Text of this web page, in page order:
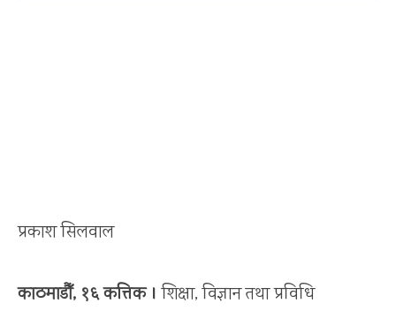
प्रकाश सिलवाल
काठमाडौँ, १६ कत्तिक । शिक्षा, विज्ञान तथा प्रविधि